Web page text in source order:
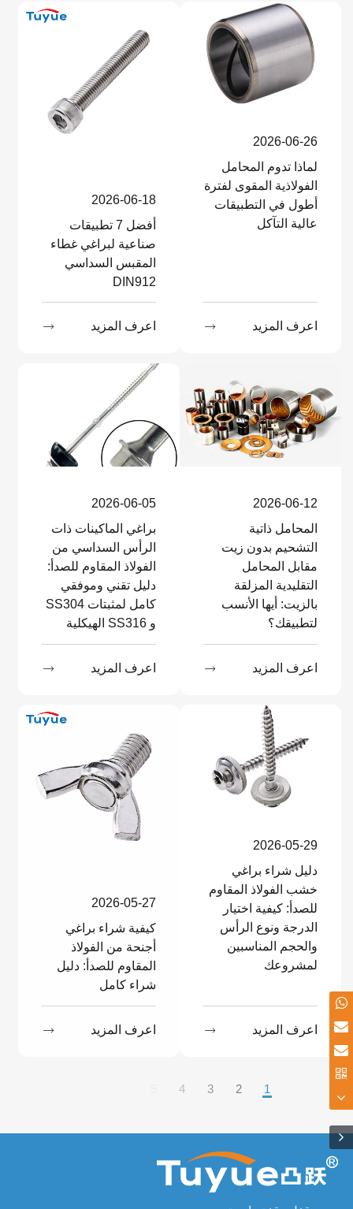
2026-06-26
لماذا تدوم المحامل
الفولاذية المقوى لفترة
أطول في التطبيقات
عالية التآكل
اعرف المزيد 
2026-06-18
أفضل 7 تطبيقات
صناعية لبراغي غطاء
المقبس السداسي
DIN912
اعرف المزيد 
2026-06-12
المحامل ذاتية
التشحيم بدون زيت
مقابل المحامل
التقليدية المزلقة
بالزيت: أيها الأنسب
لتطبيقك؟
اعرف المزيد 
2026-06-05
براغي الماكينات ذات
الرأس السداسي من
الفولاذ المقاوم للصدأ:
دليل تقني وموفقي
كامل لمثبتات SS304
و SS316 الهيكلية
اعرف المزيد 
2026-05-29
دليل شراء براغي
خشب الفولاذ المقاوم
للصدأ: كيفية اختيار
الدرجة ونوع الرأس
والحجم المناسبين
لمشروعك
اعرف المزيد 
2026-05-27
كيفية شراء براغي
أجنحة من الفولاذ
المقاوم للصدأ: دليل
شراء كامل
اعرف المزيد 
1
2
3
4